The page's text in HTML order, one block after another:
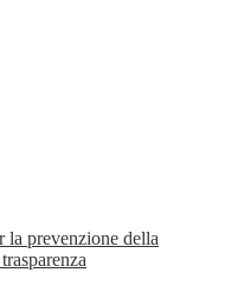
la prevenzione della